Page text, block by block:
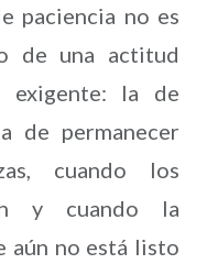
paciencia no es
de una actitud
exigente: la de
de permanecer
cuando los
y cuando la
aún no está listo